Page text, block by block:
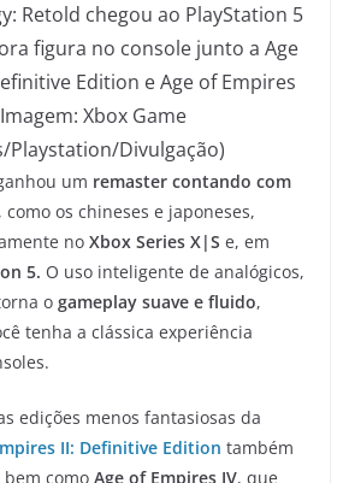
Retold chegou ao PlayStation 5
figura no console junto a Age
Edition e Age of Empires
Xbox Game
Playstation/Divulgação)
um remaster contando com
, como os chineses e japoneses,
no Xbox Series X|S e, em
5. O uso inteligente de analógicos,
o gameplay suave e fluido,
tenha a clássica experiência
edições menos fantasiosas da
II: Definitive Edition também
bem como Age of Empires IV, que